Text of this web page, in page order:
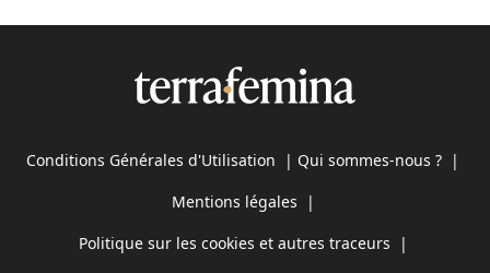
Conditions Générales d'Utilisation | Qui sommes-nous ? |
Mentions légales |
Politique sur les cookies et autres traceurs |